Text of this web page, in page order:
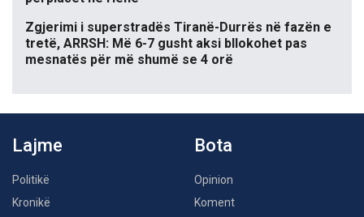
Zgjerimi i superstradës Tiranë-Durrës në fazën e
tretë, ARRSH: Më 6-7 gusht aksi bllokohet pas
mesnatës për më shumë se 4 orë
Lajme
Politikë
Kronikë
Bota
Opinion
Koment